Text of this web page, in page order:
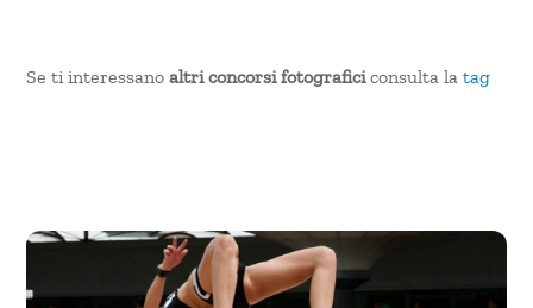
Se ti interessanoaltri concorsi fotograficiconsulta latag